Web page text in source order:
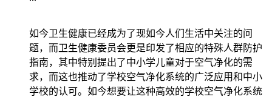
如今卫生健康已经成为了现如今人们生活中关注的问
题，而卫生健康委员会更是印发了相应的特殊人群防护
指南，其中特别提出了中小学儿童对于空气净化的需
求，而这也推动了学校空气净化系统的广泛应用和中小
学校的认可。如今想要让这种高效的学校空气净化系统